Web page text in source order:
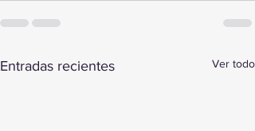
Entradas recientes Ver todo